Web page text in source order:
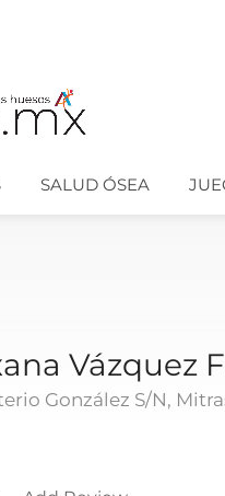
SALUD ÓSEA
Vázquez
González S/N,